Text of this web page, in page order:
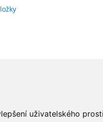
uživatelského